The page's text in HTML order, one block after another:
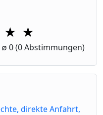
3 Stars
★
4 Stars
★
5 Stars
∅ 0(0 Abstimmungen)
direkte Anfahrt,